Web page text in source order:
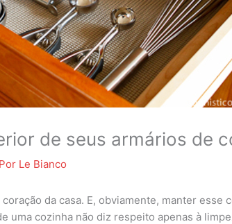
de seus armários de
Le Bianco
da casa. E, obviamente, manter
uma cozinha não diz respeito apenas à